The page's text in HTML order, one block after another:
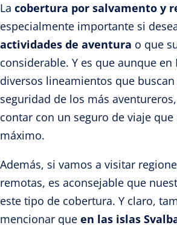
La cobertura por salvamento y
especialmente importante si
actividades de aventura o que
considerable. Y es que aunque en
diversos lineamientos que
seguridad de los más
contar con un seguro de viaje que
máximo.
Además, si vamos a visitar
remotas, es aconsejable que
este tipo de cobertura. Y claro,
mencionar que en las islas